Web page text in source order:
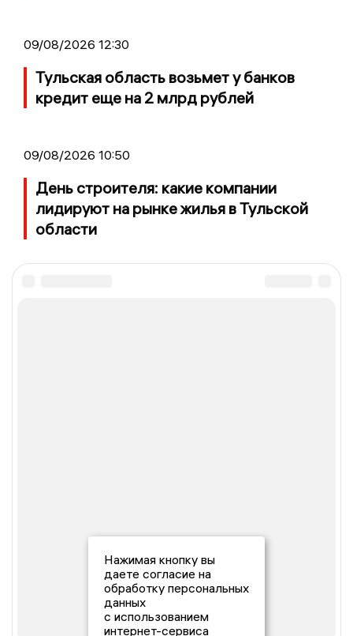
09/08/2026 12:30
Тульская область возьмет у банков
кредит еще на 2 млрд рублей
09/08/2026 10:50
День строителя: какие компании
лидируют на рынке жилья в Тульской
области
Нажимая кнопку вы
даете согласие на
обработку персональных
данных
с использованием
интернет-сервиса